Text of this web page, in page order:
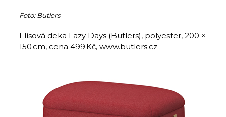
Foto: Butlers
Flísová deka Lazy Days (Butlers), polyester, 200 ×
150 cm, cena 499 Kč, www.butlers.cz